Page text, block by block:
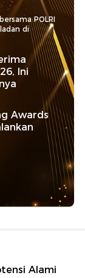
POLRI
di
Ini
Awards
Alami